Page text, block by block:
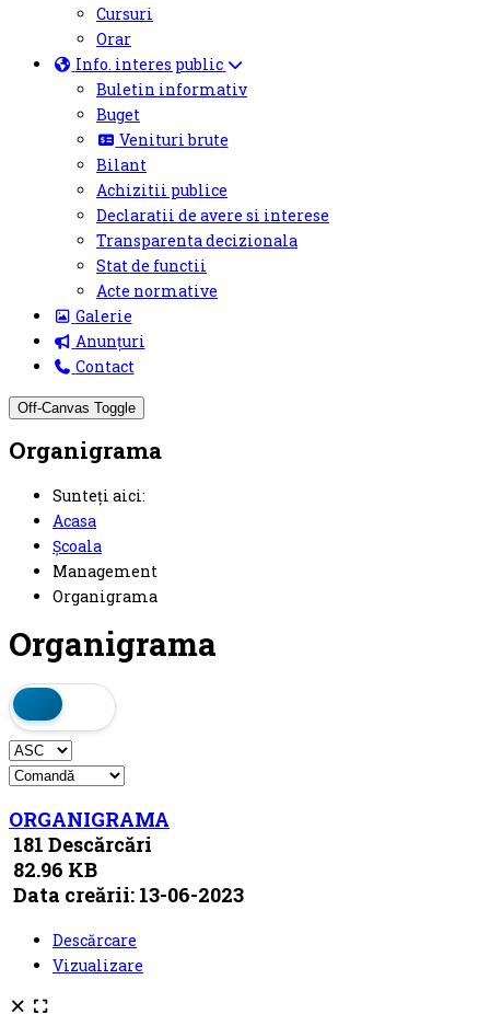
Cursuri
Orar
Info. interes public
Buletin informativ
Buget
Venituri brute
Bilant
Achizitii publice
Declaratii de avere si interese
Transparenta decizionala
Stat de functii
Acte normative
Galerie
Anunțuri
Contact
Off-Canvas Toggle
Organigrama
Sunteți aici:
Acasa
Școala
Management
Organigrama
Organigrama
ORGANIGRAMA
181 Descărcări
82.96 KB
Data creării: 13-06-2023
Descărcare
Vizualizare